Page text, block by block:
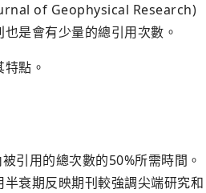
of Geophysical Research)
是會有少量的總引用次數。
點。
引用的總次數的50%所需時間。
衰期反映期刊較強調尖端研究和